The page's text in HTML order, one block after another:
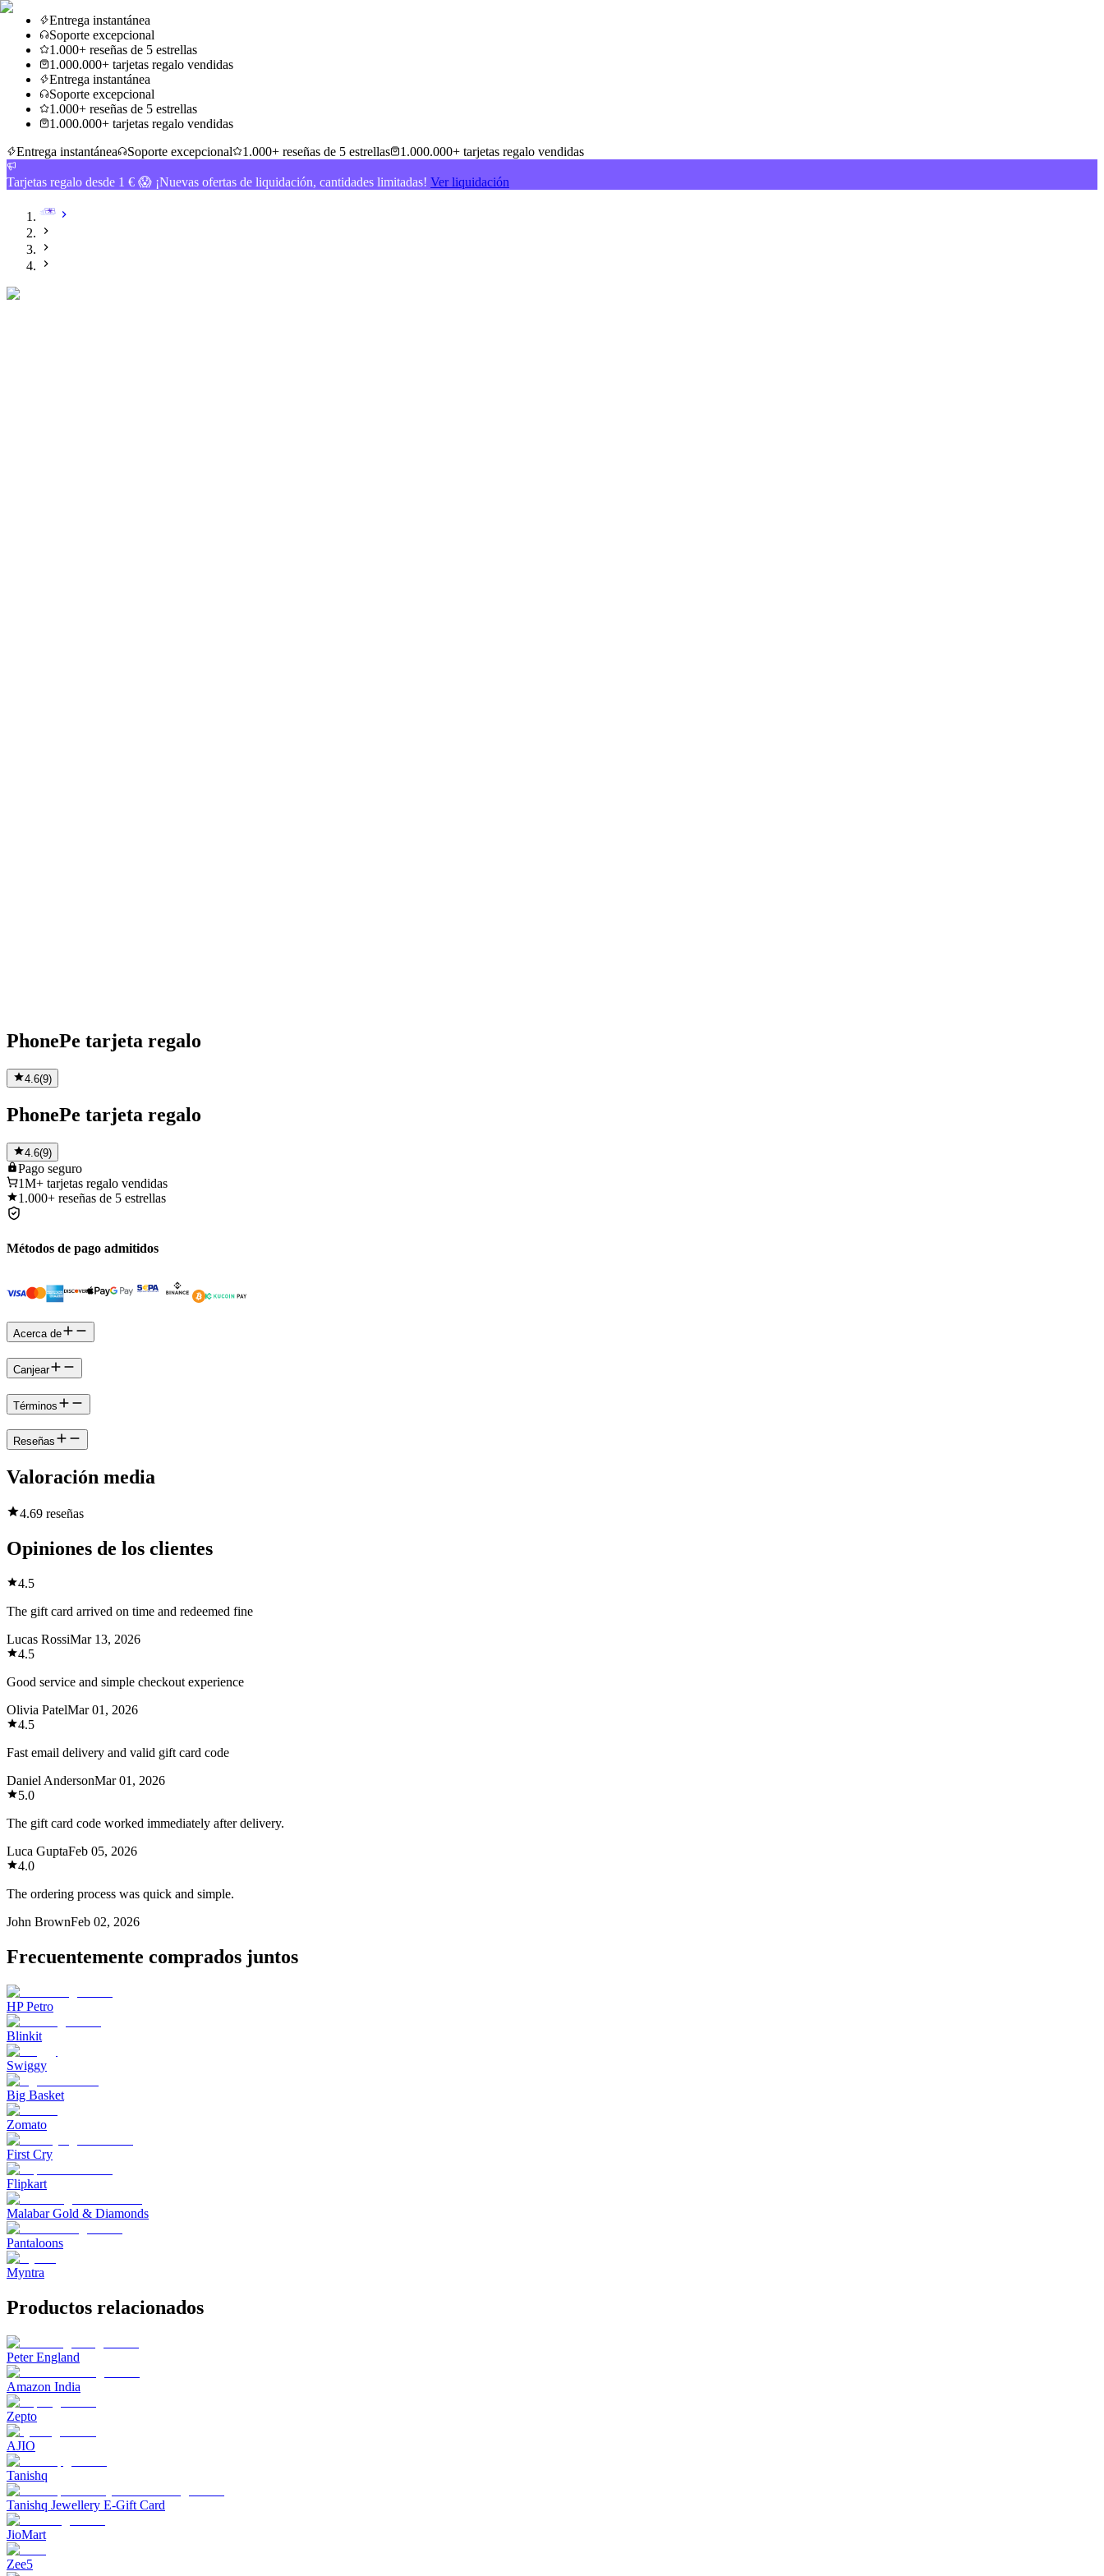
Entrega instantánea
Soporte excepcional
1.000+ reseñas de 5 estrellas
1.000.000+ tarjetas regalo vendidas
Entrega instantánea
Soporte excepcional
1.000+ reseñas de 5 estrellas
1.000.000+ tarjetas regalo vendidas
Entrega instantánea
Soporte excepcional 1.000+ reseñas de 5 estrellas 1.000.000+ tarjetas regalo vendidas
Tarjetas regalo desde 1 € 😱 ¡Nuevas ofertas de liquidación, cantidades limitadas! Ver liquidación
PhonePe tarjeta regalo
4.6(9)
PhonePe tarjeta regalo
4.6(9)
Pago seguro
1M+ tarjetas regalo vendidas
1.000+ reseñas de 5 estrellas
Métodos de pago admitidos
Acerca de
Canjear
Términos
Reseñas
Valoración media
4.69 reseñas
Opiniones de los clientes
4.5
The gift card arrived on time and redeemed fine
Lucas RossiMar 13, 2026
4.5
Good service and simple checkout experience
Olivia PatelMar 01, 2026
4.5
Fast email delivery and valid gift card code
Daniel AndersonMar 01, 2026
5.0
The gift card code worked immediately after delivery.
Luca GuptaFeb 05, 2026
4.0
The ordering process was quick and simple.
John BrownFeb 02, 2026
Frecuentemente comprados juntos
HP Petro
Blinkit
Swiggy
Big Basket
Zomato
First Cry
Flipkart
Malabar Gold & Diamonds
Pantaloons
Myntra
Productos relacionados
Peter England
Amazon India
Zepto
AJIO
Tanishq
Tanishq Jewellery E-Gift Card
JioMart
Zee5